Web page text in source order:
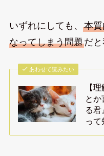
いずれにしても、 本
なってしまう問題だと
あわせて読みたい
【
とか
る君
っ